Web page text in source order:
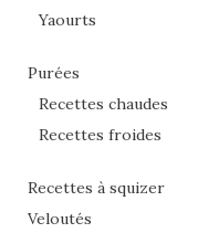
Yaourts
Purées
Recettes chaudes
Recettes froides
Recettes à squizer
Veloutés